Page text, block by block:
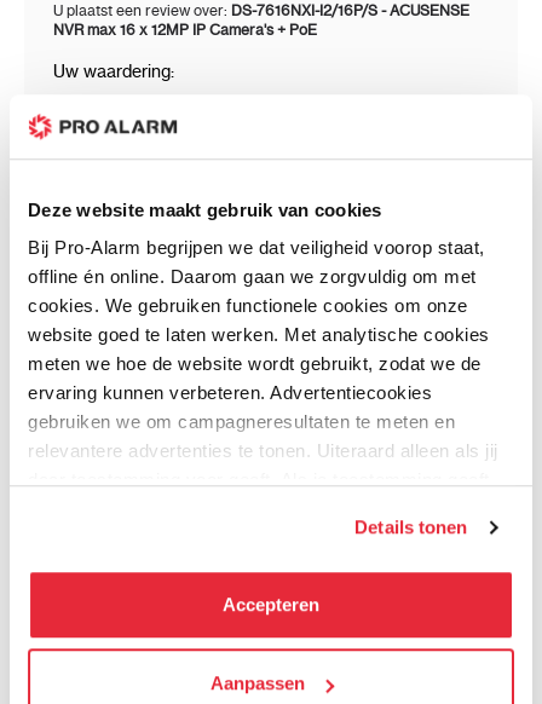
Deze website maakt gebruik van cookies
Bij Pro-Alarm begrijpen we dat veiligheid voorop staat,
offline én online. Daarom gaan we zorgvuldig om met
cookies. We gebruiken functionele cookies om onze
website goed te laten werken. Met analytische cookies
meten we hoe de website wordt gebruikt, zodat we de
ervaring kunnen verbeteren. Advertentiecookies
gebruiken we om campagneresultaten te meten en
relevantere advertenties te tonen. Uiteraard alleen als jij
kunnen deze gegevens combineren met informatie die zij
kunt alle cookies accepteren, alleen noodzakelijke
We werken samen met21 derden
die uw gegevens
Details tonen
Accepteren
Aanpassen
Opnamemodi: Handmatig, alarm,
Cloud P2P, DNS, DDNS, NTP, SADP, NFS, iSCSI,
USB-drive (pendrive)
Zoeken en afspelen van opnames:
Zoeken van opnamen op tijd en soort
gebeurtenissen.
Afspelen:
Synchroon afspelen van alle kanalen,
functie Smart Search
Gelijktijdig afspelen van opnamen van max.
U plaatst een review over: DS-7616NXI-I2/16P/S - ACUSENSE
NVR max 16 x 12MP IP Camera's + PoE
Uw waardering:
Prijs
Prijs / Kwaliteit
Kwaliteit
Uw naam
Samenvatting
Review
Review versturen